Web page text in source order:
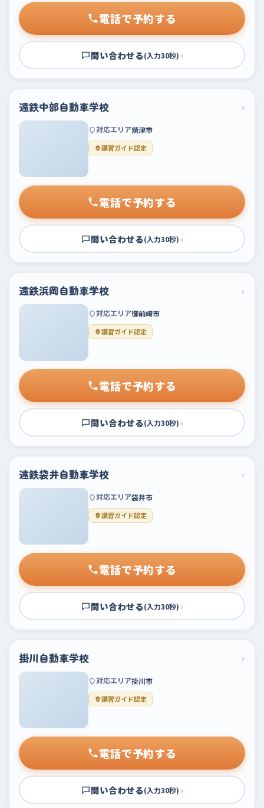
電話で予約する
問い合わせる(入力30秒) ›
遠鉄中部自動車学校 ›
対応エリア焼津市
講習ガイド認定
電話で予約する
問い合わせる(入力30秒) ›
遠鉄浜岡自動車学校 ›
対応エリア御前崎市
講習ガイド認定
電話で予約する
問い合わせる(入力30秒) ›
遠鉄袋井自動車学校 ›
対応エリア袋井市
講習ガイド認定
電話で予約する
問い合わせる(入力30秒) ›
掛川自動車学校 ›
対応エリア掛川市
講習ガイド認定
電話で予約する
問い合わせる(入力30秒) ›